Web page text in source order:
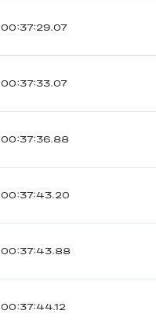
00:37:29.07
00:37:33.07
00:37:36.88
00:37:43.20
00:37:43.88
00:37:44.12